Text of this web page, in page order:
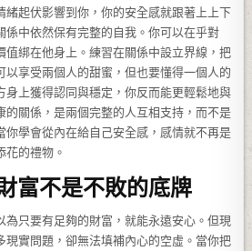
緒起伏影響到你，你的安全感就跟著上上下
係中依然保有完整的自我。你可以在乎對
值綁在他身上。練習在關係中設立界線，把
以享受兩個人的甜蜜，但也要懂得一個人的
身上獲得認同與穩定，你反而能更輕鬆地與
的關係，是兩個完整的人互相支持，而不是
你學會從內在給自己安全感，感情就不再是
花的禮物。
富不是不敗的底牌
為只要有足夠的財富，就能永遠安心。但現
現實問題，卻無法填補內心的空虛。當你把